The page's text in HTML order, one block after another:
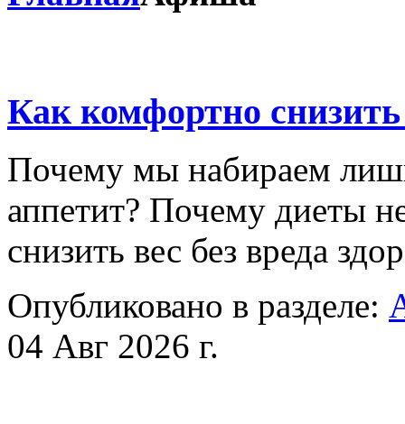
Как комфортно снизить
Почему мы набираем
аппетит? Почему диеты
снизить вес без вреда
Опубликовано в разделе:
04 Авг 2026 г.